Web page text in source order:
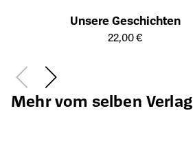
Unsere Geschichten
Öffnet die Detailseite des Produkts
22,00 €
Mehr vom selben Verlag